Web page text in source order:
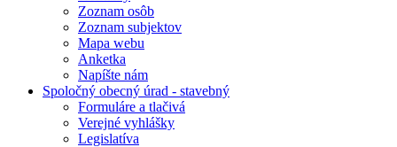
Zoznam osôb
Zoznam subjektov
Mapa webu
Anketka
Napíšte nám
Spoločný obecný úrad - stavebný
Formuláre a tlačivá
Verejné vyhlášky
Legislatíva